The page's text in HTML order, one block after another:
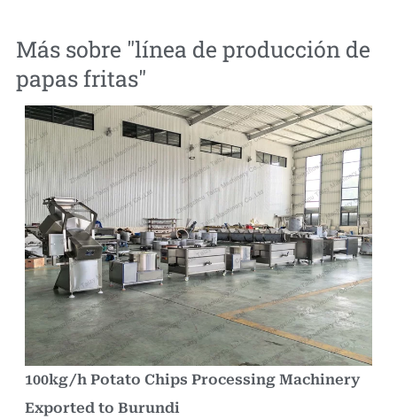
Más sobre "línea de producción de
papas fritas"
100kg/h Potato Chips Processing Machinery
Exported to Burundi